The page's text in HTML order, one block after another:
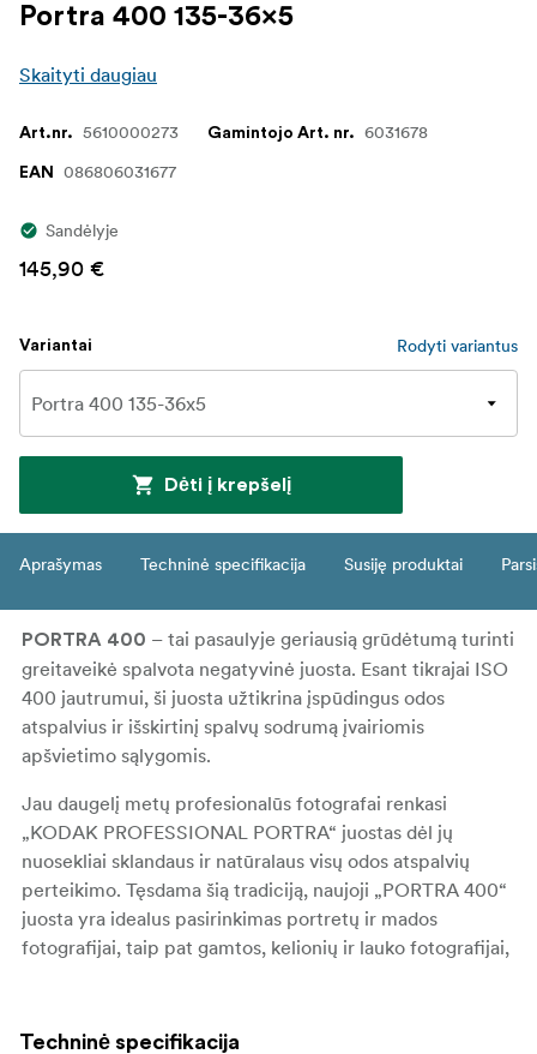
Portra 400 135-36x5
Skaityti daugiau
Art.nr. 5610000273 Gamintojo Art. nr. 6031678
EAN 086806031677
Sandėlyje
145,90 €
Variantai Rodyti variantus
Dėti į krepšelį
Aprašymas Techninė specifikacija Susiję produktai
PORTRA 400 – tai pasaulyje geriausią grūdėtumą turinti
greitaveikė spalvota negatyvinė juosta. Esant tikrajai ISO
400 jautrumui, ši juosta užtikrina įspūdingus odos
atspalvius ir išskirtinį spalvų sodrumą įvairiomis
apšvietimo sąlygomis.
Jau daugelį metų profesionalūs fotografai renkasi
„KODAK PROFESSIONAL PORTRA“ juostas dėl jų
nuosekliai sklandaus ir natūralaus visų odos atspalvių
perteikimo. Tęsdama šią tradiciją, naujoji „PORTRA 400“
juosta yra idealus pasirinkimas portretų ir mados
fotografijai, taip pat gamtos, kelionių ir lauko fotografijai,
Techninė specifikacija